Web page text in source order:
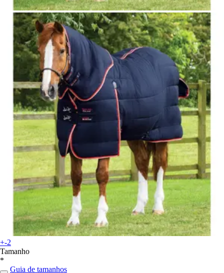
+-2
Tamanho
*
Guia de tamanhos